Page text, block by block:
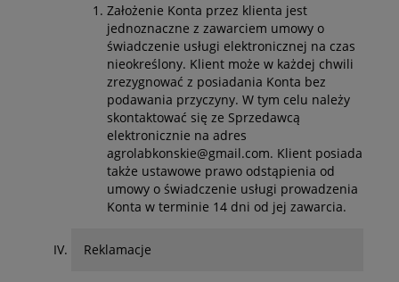
Założenie Konta przez klienta jest
jednoznaczne z zawarciem umowy o
świadczenie usługi elektronicznej na czas
nieokreślony. Klient może w każdej chwili
zrezygnować z posiadania Konta bez
podawania przyczyny. W tym celu należy
skontaktować się ze Sprzedawcą
elektronicznie na adres
agrolabkonskie@gmail.com. Klient posiada
także ustawowe prawo odstąpienia od
umowy o świadczenie usługi prowadzenia
Konta w terminie 14 dni od jej zawarcia.
Reklamacje